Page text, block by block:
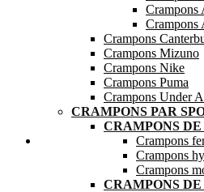
Crampons
Crampons
Crampons
Crampons Mizuno
Crampons Nike
Crampons Puma
Crampons Under
CRAMPONS PAR
CRAMPONS
Crampons
Crampons
Crampons
CRAMPONS